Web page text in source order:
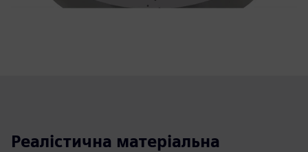
Реалістична матеріальна